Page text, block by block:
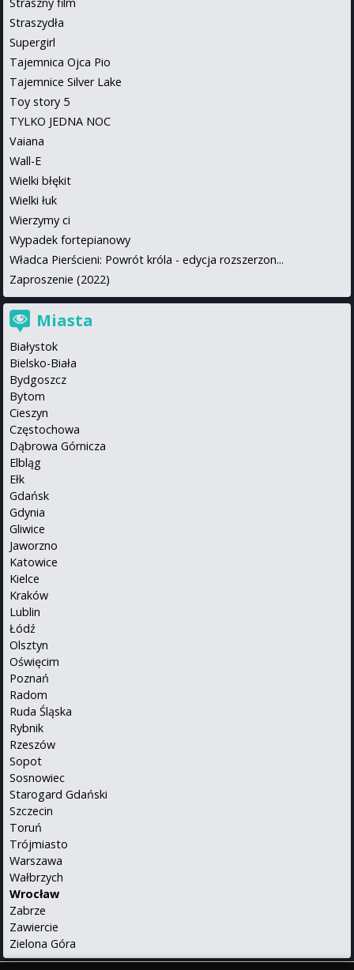
Straszydła
Supergirl
Tajemnica Ojca Pio
Tajemnice Silver Lake
Toy story 5
TYLKO JEDNA NOC
Vaiana
Wall-E
Wielki błękit
Wielki łuk
Wierzymy ci
Wypadek fortepianowy
Władca Pierścieni: Powrót króla - edycja rozszerzon...
Zaproszenie (2022)
Miasta
Białystok
Bielsko-Biała
Bydgoszcz
Bytom
Cieszyn
Częstochowa
Dąbrowa Górnicza
Elbląg
Ełk
Gdańsk
Gdynia
Gliwice
Jaworzno
Katowice
Kielce
Kraków
Lublin
Łódź
Olsztyn
Oświęcim
Poznań
Radom
Ruda Śląska
Rybnik
Rzeszów
Sopot
Sosnowiec
Starogard Gdański
Szczecin
Toruń
Trójmiasto
Warszawa
Wałbrzych
Wrocław
Zabrze
Zawiercie
Zielona Góra